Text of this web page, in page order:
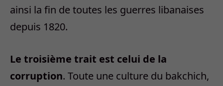
ainsi la fin de toutes les guerres libanaises
depuis 1820.
Le troisième trait est celui de la
corruption. Toute une culture du bakchich,